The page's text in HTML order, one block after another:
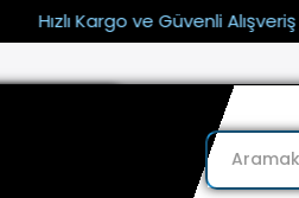
Hızlı Kargo ve Güvenli Alışveriş